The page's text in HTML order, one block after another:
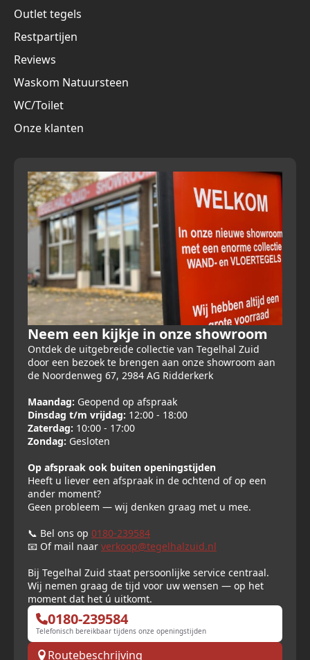
Outlet tegels
Restpartijen
Reviews
Waskom Natuursteen
WC/Toilet
Onze klanten
Neem een kijkje in onze showroom
Ontdek de uitgebreide collectie van Tegelhal Zuid
door een bezoek te brengen aan onze showroom aan
de Noordenweg 67, 2984 AG Ridderkerk
Maandag: Geopend op afspraak
Dinsdag t/m vrijdag: 12:00 - 18:00
Zaterdag: 10:00 - 17:00
Zondag: Gesloten
Op afspraak ook buiten openingstijden
Heeft u liever een afspraak in de ochtend of op een
ander moment?
Geen probleem — wij denken graag met u mee.
📞 Bel ons op 0180-239584
📧 Of mail naar verkoop@tegelhalzuid.nl
Bij Tegelhal Zuid staat persoonlijke service centraal.
Wij nemen graag de tijd voor uw wensen — op het
moment dat het ú uitkomt.
0180-239584
Telefonisch bereikbaar tijdens onze openingstijden
Routebeschrijving